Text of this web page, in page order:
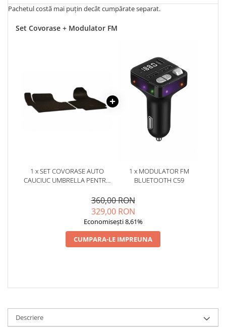
Pachetul costă mai puțin decât cumpărate separat.
Set Covorase + Modulator FM
1 x SET COVORASE AUTO
CAUCIUC UMBRELLA PENTRU
VIVARO B (2014-2019) NISSAN
NV 300 (2014-) PRIMASTAR
(2022-) FIAT TALENTO (2016-)
MITSUBISHI EXPRESS (2014-) -
2 PCS
1 x MODULATOR FM
BLUETOOTH C59
360,00 RON
329,00 RON
Economisești 8,61%
CUMPARA-LE IMPREUNA
Descriere